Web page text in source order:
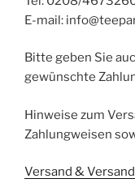
E-mail:
Bitte geben Sie
gewünschte
Hinweise zum
Zahlungweisen
Versand &